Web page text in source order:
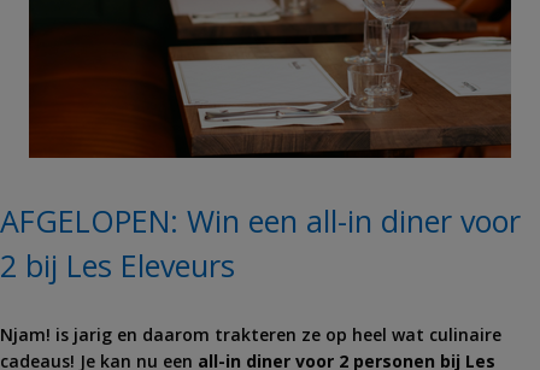
AFGELOPEN: Win een all-in diner voor
2 bij Les Eleveurs
Njam! is jarig en daarom trakteren ze op heel wat culinaire
cadeaus! Je kan nu een all-in diner voor 2 personen bij Les